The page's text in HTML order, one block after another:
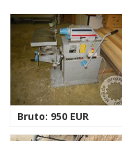
Bruto: 950 EUR